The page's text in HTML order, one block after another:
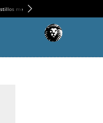
medievales más espectaculares